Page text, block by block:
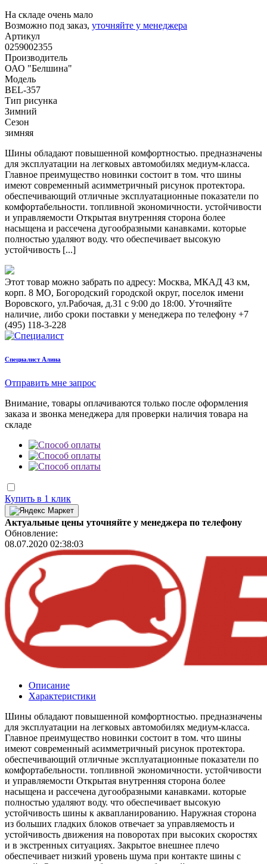
На складе очень мало
Возможно под заказ, уточняйте у менеджера
Артикул
0259002355
Производитель
ОАО "Белшина"
Модель
BEL-357
Тип рисунка
Зимний
Сезон
зимняя
Шины обладают повышенной комфортностью. предназначены
для эксплуатации на легковых автомобилях медиум-класса.
Главное преимущество новинки состоит в том. что шины
имеют современный асимметричный рисунок протектора.
обеспечивающий отличные эксплуатационные показатели по
комфортабельности. топливной экономичности. устойчивости
и управляемости Открытая внутренняя сторона более
насыщена и рассечена дугообразными канавками. которые
полностью удаляют воду. что обеспечивает высокую
устойчивость [...]
Этот товар можно забрать по адресу: Москва, МКАД 43 км,
корп. 8 МО, Богородский городской округ, поселок имени
Воровского, ул.Рабочая, д.31 с 9:00 до 18:00. Уточняйте
наличие, либо сроки поставки у менеджера по телефону +7
(495) 118-3-228
Cпециалист Алина
Отправить мне запрос
Внимание, товары оплачиваются только после оформления
заказа и звонка менеджера для проверки наличия товара на
складе
Купить в 1 клик
Актуальные цены уточняйте у менеджера по телефону
Обновление:
08.07.2020 02:38:03
Описание
Характеристики
Шины обладают повышенной комфортностью. предназначены
для эксплуатации на легковых автомобилях медиум-класса.
Главное преимущество новинки состоит в том. что шины
имеют современный асимметричный рисунок протектора.
обеспечивающий отличные эксплуатационные показатели по
комфортабельности. топливной экономичности. устойчивости
и управляемости Открытая внутренняя сторона более
насыщена и рассечена дугообразными канавками. которые
полностью удаляют воду. что обеспечивает высокую
устойчивость шины к аквапланированию. Наружная сторона
из больших гладких блоков отвечает за управляемость и
устойчивость движения на поворотах при высоких скоростях
и в экстренных ситуациях. Закрытое внешнее плечо
обеспечивает низкий уровень шума при контакте шины с